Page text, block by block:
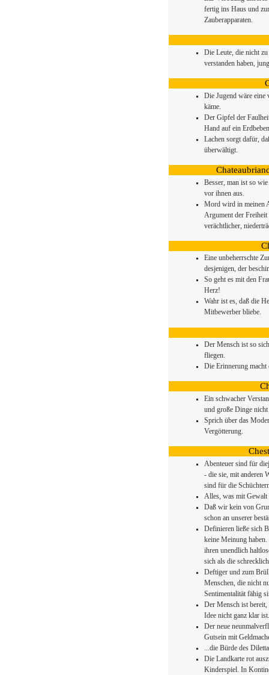
fertig ins Haus und
Zauberapparaten.
Die Leute, die nicht
verstanden haben,
Die Jugend wäre eine
käme.
Der Gipfel der
Hand auf ein
Lachen sorgt dafür,
überwältigt.
Besser, man ist so
vor ihnen aus.
Mord wird in meinen
Argument der Freiheit
verächtlicher,
Eine unbeherrschte
desjenigen, der
So geht es mit den
Herz!
Wahr ist es, daß die
Mitbewerber bliebe.
Der Mensch ist so
fliegen.
Die Erinnerung
Ein schwacher
und große Dinge nicht
Sprich über das
Vergötterung.
Abenteuer sind für
- die sie, mit anderen
sind für die
Alles, was mit Gewalt
Daß wir kein von
schon an unserer
Definieren ließe sich
keine Meinung
ihren unendlich
sich als die
Deftiger und zum
Menschen, die nicht
Sentimentalität fähig
Der Mensch ist bereit,
Idee nicht ganz klar ist.
Der neue
Gutsein mit
...die Bürde des
Die Landkarte rot
Kinderspiel. In